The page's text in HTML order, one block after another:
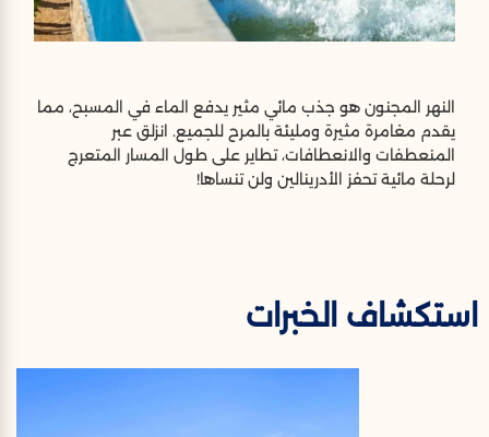
النهر المجنون هو جذب مائي مثير يدفع الماء في المسبح، مما
يقدم مغامرة مثيرة ومليئة بالمرح للجميع. انزلق عبر
المنعطفات والانعطافات، تطاير على طول المسار المتعرج
لرحلة مائية تحفز الأدرينالين ولن تنساها!
استكشاف الخبرات